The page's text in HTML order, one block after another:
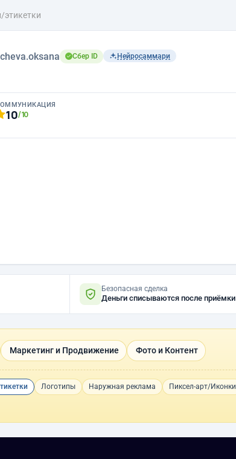
этикетки
Сбер ID Нейросаммари
10/10
Безопасная сделка
Деньги списываются после приёмки
Маркетинг и Продвижение Фото и Контент
Логотипы Наружная реклама Пиксел-арт/Иконки